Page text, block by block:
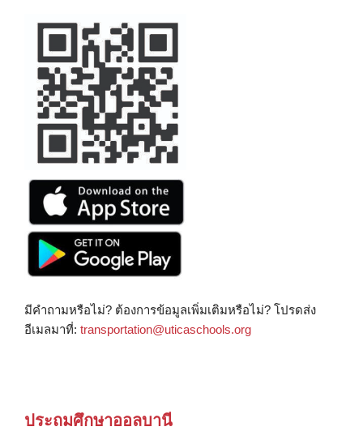
มีคำถามหรือไม่? ต้องการข้อมูลเพิ่มเติมหรือไม่? โปรดส่ง
อีเมลมาที่: transportation@uticaschools.org
ประถมศึกษาออลบานี